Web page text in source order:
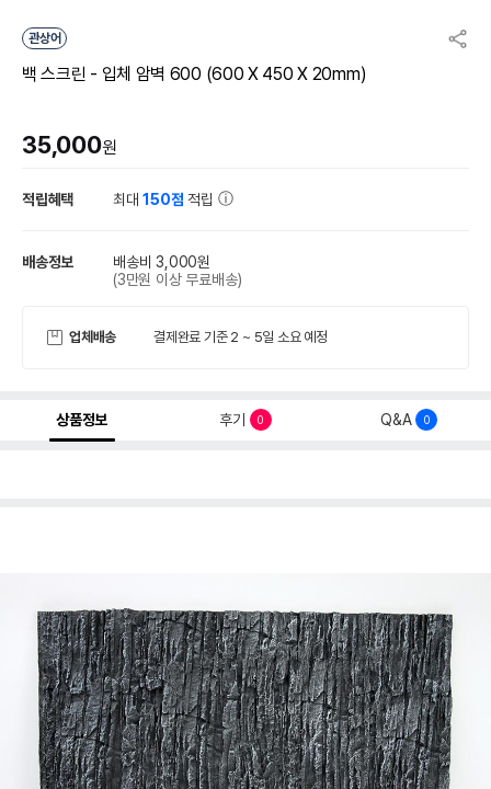
관상어
백 스크린 - 입체 암벽 600 (600 X 450 X 20mm)
35,000원
적립혜택 최대150점 적립
배송정보
배송비 3,000원
(3만원 이상 무료배송)
업체배송 결제완료 기준 2 ~ 5일 소요 예정
상품정보 후기 0 Q&A 0